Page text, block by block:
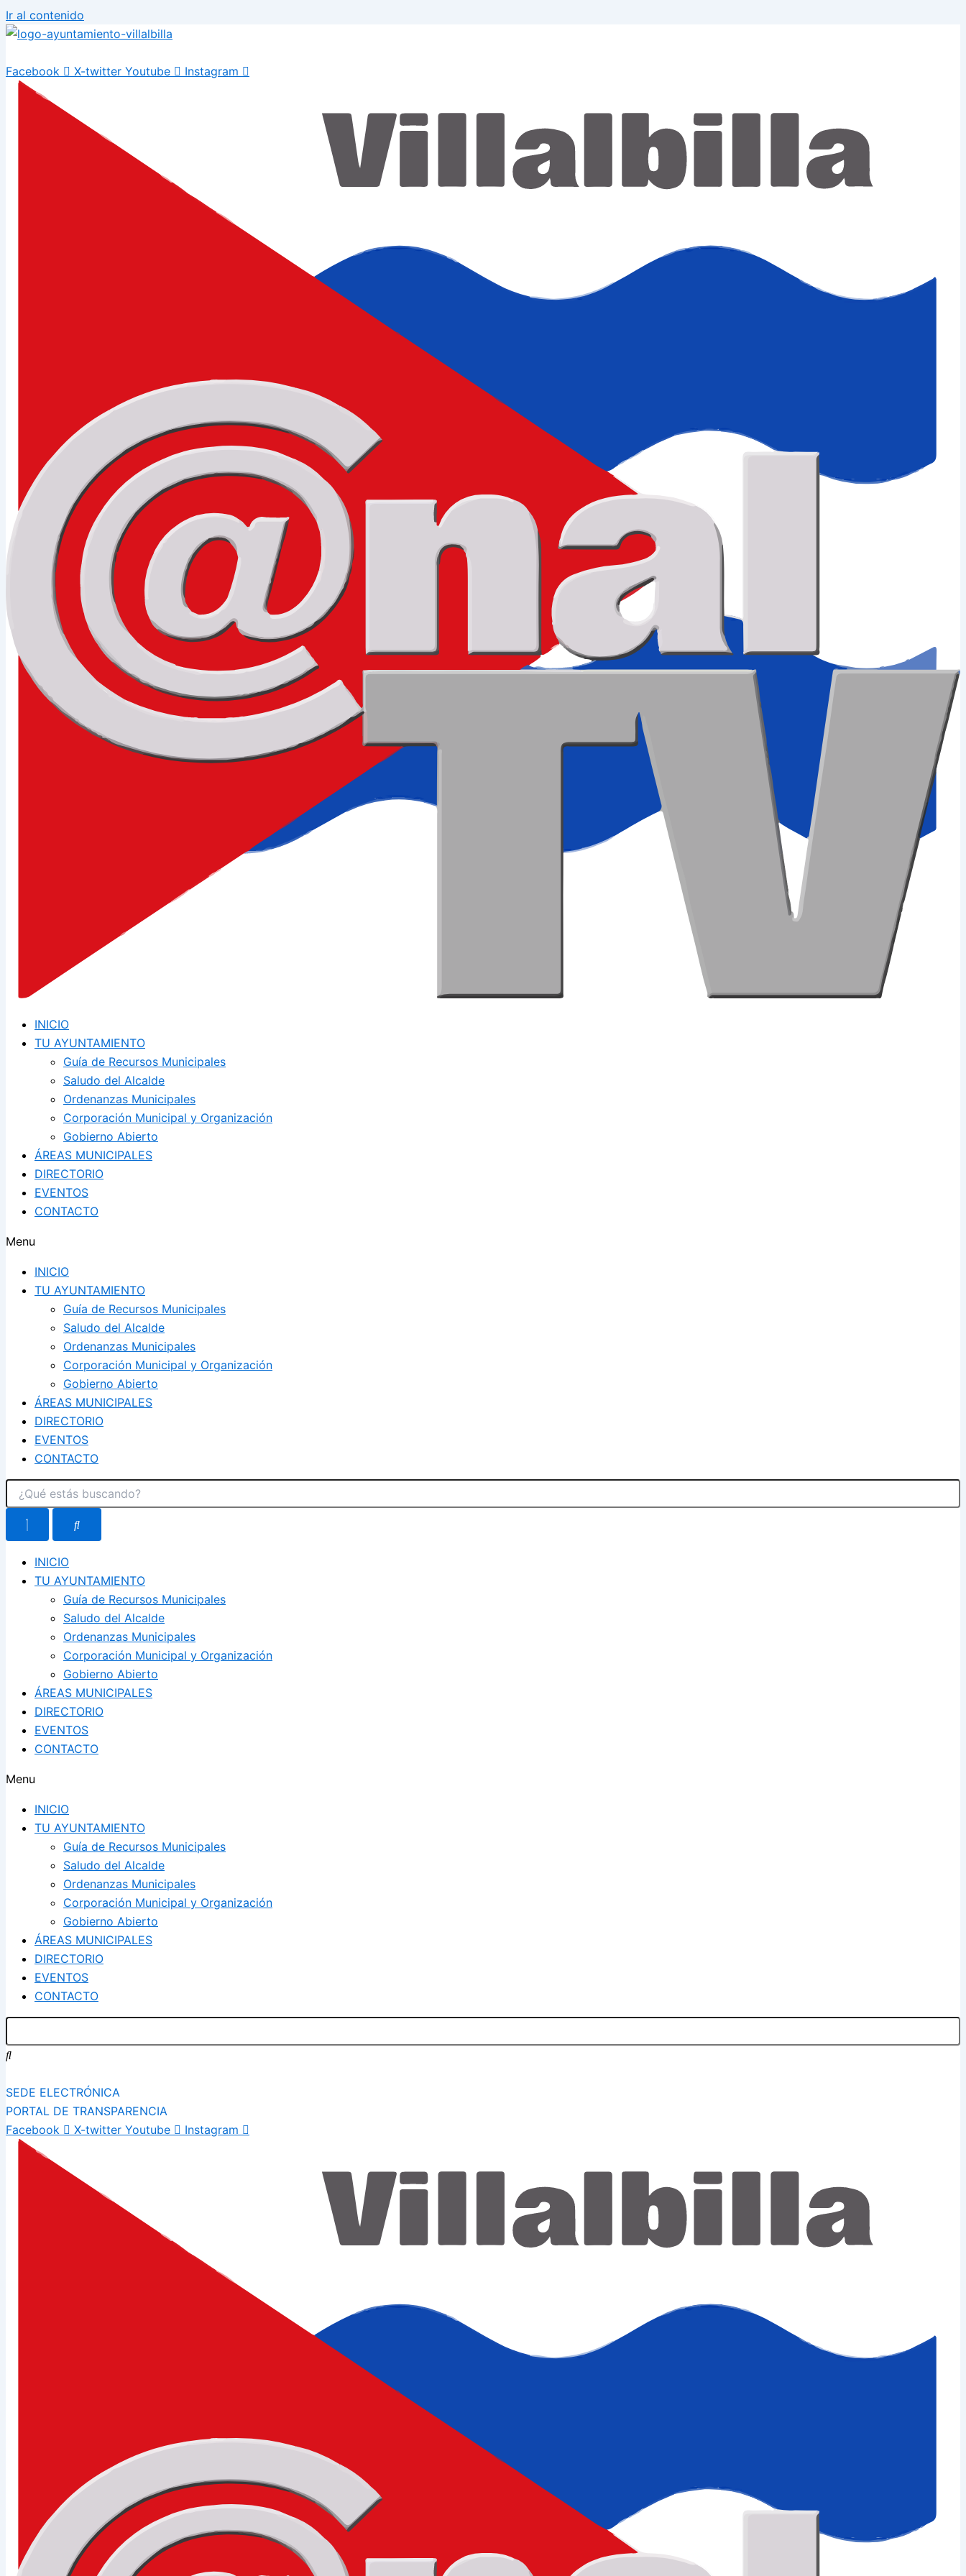
Ir al contenido
Facebook X-twitter Youtube Instagram
INICIO
TU AYUNTAMIENTO
Guía de Recursos Municipales
Saludo del Alcalde
Ordenanzas Municipales
Corporación Municipal y Organización
Gobierno Abierto
ÁREAS MUNICIPALES
DIRECTORIO
EVENTOS
CONTACTO
Menu
INICIO
TU AYUNTAMIENTO
Guía de Recursos Municipales
Saludo del Alcalde
Ordenanzas Municipales
Corporación Municipal y Organización
Gobierno Abierto
ÁREAS MUNICIPALES
DIRECTORIO
EVENTOS
CONTACTO
INICIO
TU AYUNTAMIENTO
Guía de Recursos Municipales
Saludo del Alcalde
Ordenanzas Municipales
Corporación Municipal y Organización
Gobierno Abierto
ÁREAS MUNICIPALES
DIRECTORIO
EVENTOS
CONTACTO
Menu
INICIO
TU AYUNTAMIENTO
Guía de Recursos Municipales
Saludo del Alcalde
Ordenanzas Municipales
Corporación Municipal y Organización
Gobierno Abierto
ÁREAS MUNICIPALES
DIRECTORIO
EVENTOS
CONTACTO
SEDE ELECTRÓNICA
PORTAL DE TRANSPARENCIA
Facebook
X-twitter Youtube Instagram